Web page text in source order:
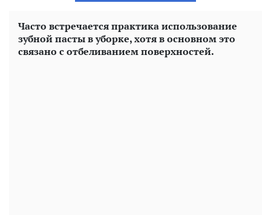
Часто встречается практика использование
зубной пасты в уборке, хотя в основном это
связано с отбеливанием поверхностей.